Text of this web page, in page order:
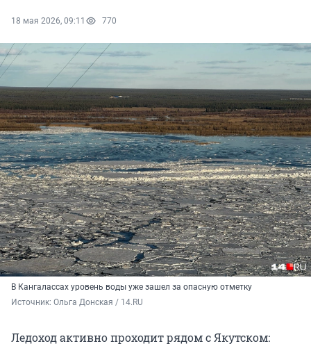
18 мая 2026, 09:11 770
В Кангалассах уровень воды уже зашел за опасную отметку
Источник: Ольга Донская / 14.RU
Ледоход активно проходит рядом с Якутском: